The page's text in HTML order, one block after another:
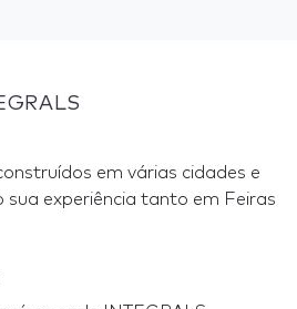
em várias cidades e
sua experiência tanto em Feiras